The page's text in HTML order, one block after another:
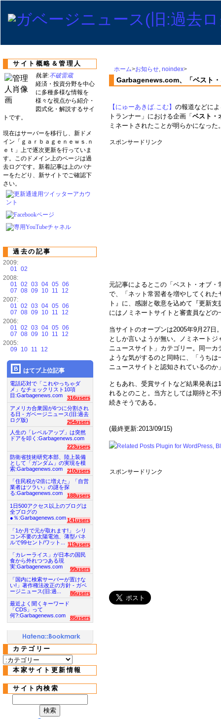
ホーム>お知らせ, noindex>
Garbagenews.com、「ベスト
【にゅーあきば.こむ】 の報道などに
トランナー」における企画「 ベスト・
ミネートされたことが明らかになった
スポンサードリンク
元記事によるとこの「ベスト・オブ
で、「ネット常習者を増やしてくれ
ト』に、感謝と敬意を込めて『更新
にはノミネートサイトと審査員などの
当サイトのオープンは2005年9月27日
としか言いようが無い。ノミネートジ
ニュースサイト」カテゴリー。同一
ような気がするのと同時に、「うち
ニュースサイトと認知されているのか
ともあれ、受賞サイトなど結果発表
れるとのこと。当方としては期待と
続きそうである。
(最終更新:2013/09/15)
スポンサードリンク
サイト概略＆管理人
執筆:不破雷蔵
経済・投資分野を中心
に多種多様な情報を
様々な視点から紹介・
図式化・解説するサイ
トです。
現在はサーバーを移行し、新ドメ
イン「ｇａｒｂａｇｅｎｅｗｓ.ｎ
ｅｔ」上で逐次更新を行っていま
す。このドメイン上のページは過
去ログです。新着記事は上のバナ
ーをたどり、新サイトでご確認下
さい。
過去の記事
2009:
01 02
2008:
01 02 03 04 05 06
07 08 09 10 11
12
2007:
01 02 03 04 05 06
07 08 09 10 11
12
2006:
01 02 03 04 05 06
07 08 09 10 11
12
2005:
09
10 11 12
はてブ上位記事
電話応対で「これやっちゃダ
メ」なチェックリスト10項
目:Garbagenews.com
316users
アメリカ合衆国が6つに分割され
る日 - ガベージニュース(旧:過去
ログ版)
254users
人生の「レベルアップ」は突然
ドアを叩く:Garbagenews.com
223users
防衛省技術研究本部、陸上装備
として「ガンダム」の実現を模
索:Garbagenews.com
210users
「住民税が2倍に増えた」「自営
業者はツラい」の謎を探
る:Garbagenews.com
188users
1日500アクセス以上のブログは
全ブログの
●％:Garbagenews.com 141users
「1か月で元が取れます!」 シリ
コン不要の太陽電池、薄型パネ
ルで99セント/ワット...
119users
「カレーライス」が日本の国民
食から外れつつある現
実:Garbagenews.com
99users
「国内に検索サーバーが置けな
い!」著作権法改正の方針 - ガベ
ージニュース(旧:過...
86users
最近よく聞くキーワード
「CDS」って
何?:Garbagenews.com
85users
カテゴリー
本家サイト更新情報
サイト内検索